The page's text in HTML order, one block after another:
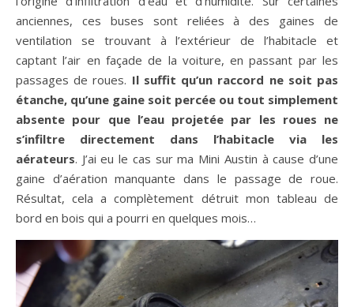
anciennes, ces buses sont reliées à des gaines de
ventilation se trouvant à l’extérieur de l’habitacle et
captant l’air en façade de la voiture, en passant par les
passages de roues. Il suffit qu’un raccord ne soit pas
étanche, qu’une gaine soit percée ou tout simplement
absente pour que l’eau projetée par les roues ne
s’infiltre directement dans l’habitacle via les
aérateurs. J’ai eu le cas sur ma Mini Austin à cause d’une
gaine d’aération manquante dans le passage de roue.
Résultat, cela a complètement détruit mon tableau de
bord en bois qui a pourri en quelques mois…